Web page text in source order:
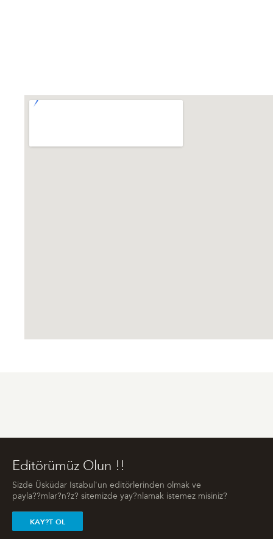
Editörümüz Olun !!
Sizde Üsküdar Istabul'un editörlerinden olmak ve
payla??mlar?n?z? sitemizde yay?nlamak istemez misiniz?
KAY?T OL